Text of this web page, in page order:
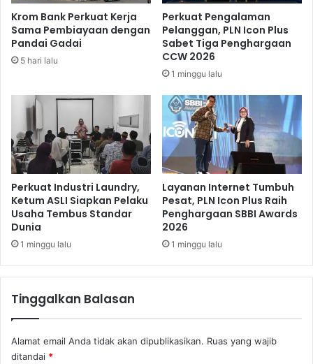
e
t
i
c
o
i
r
k
a
s
A
l
a
v
u
n
a
a
n
a
C
e
d
e
r
a
g
e
a
n
Krom Bank Perkuat Kerja
Sama Pembiayaan dengan
Pandai Gadai
5 hari lalu
Perkuat Pengalaman
Pelanggan, PLN Icon Plus
Sabet Tiga Penghargaan
CCW 2026
1 minggu lalu
Perkuat Industri Laundry,
Ketum ASLI Siapkan Pelaku
Usaha Tembus Standar
Dunia
1 minggu lalu
Layanan Internet Tumbuh
Pesat, PLN Icon Plus Raih
Penghargaan SBBI Awards
2026
1 minggu lalu
Tinggalkan Balasan
Alamat email Anda tidak akan dipublikasikan. Ruas yang wajib
ditandai *